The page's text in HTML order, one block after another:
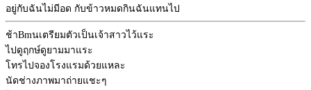
อยู่กับฉันไม่มีอด กับข้าวหมดกินฉันแทนไป
ช้าBmนเตรียมตัวเป็นเจ้าสาวไว้แระ
ไปดูฤกษ์ดูยามมาแระ
โทรไปจองโรงแรมด้วยแหละ
นัดช่างภาพมาถ่ายแชะๆ